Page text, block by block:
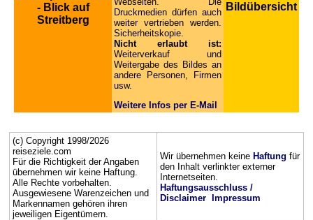
- Blick auf
Streitberg
Druckmedien dürfen auch
weiter vertrieben werden.
Sicherheitskopie.
Nicht erlaubt ist:
Weiterverkauf und
Weitergabe des Bildes an
andere Personen, Firmen
usw.
Weitere Infos per E-Mail
Bildübersicht
(c) Copyright 1998/2026
reiseziele.com
Für die Richtigkeit der Angaben
übernehmen wir keine Haftung.
Alle Rechte vorbehalten.
Ausgewiesene Warenzeichen und
Markennamen gehören ihren
jeweiligen Eigentümern.
Wir übernehmen keine Haftung für
den Inhalt verlinkter externer
Internetseiten.
Haftungsausschluss /
Disclaimer
Impressum